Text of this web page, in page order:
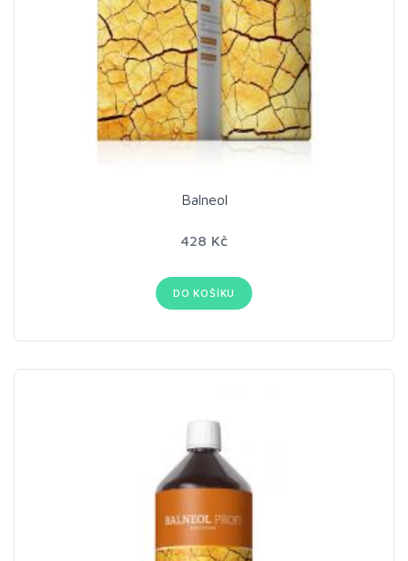
Balneol
428 Kč
DO KOŠÍKU